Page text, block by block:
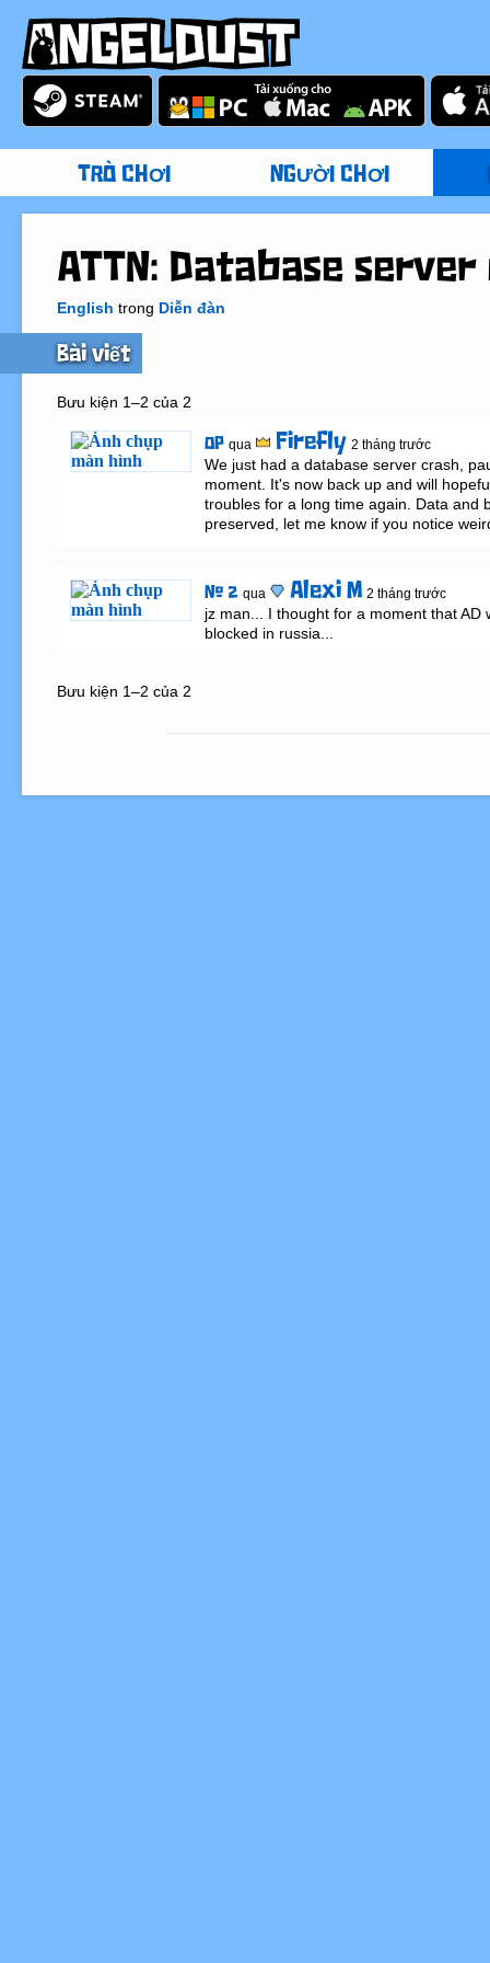
TRÒ CHƠI NGƯỜI CHƠI
ATTN: Database
English trong Diễn đàn
Bài viết
Bưu kiện 1–2 của 2
OP qua Firefly 2 tháng trước
We just had a database server crash,
moment. It's now back up and will
troubles for a long time again. Data and
preserved, let me know if you notice
# 2 qua Alexi M 2 tháng trước
jz man... I thought for a moment that AD
blocked in russia...
Bưu kiện 1–2 của 2